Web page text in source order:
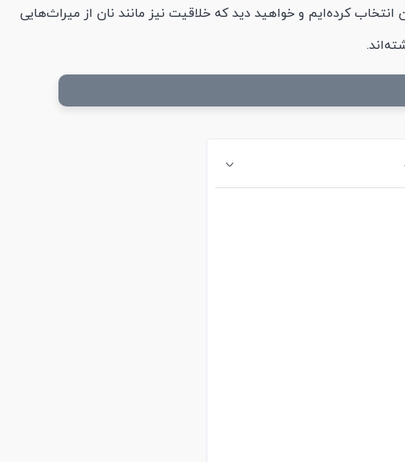
کرده‌ایم و خواهید دید که خلاقیت نیز مانند نان از میراث‌هایی